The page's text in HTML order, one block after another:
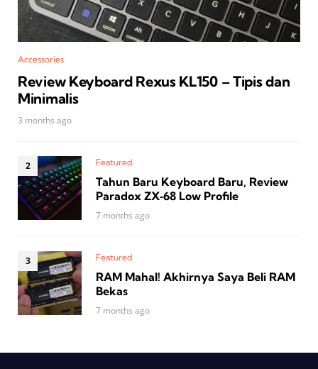
Accessories
Review Keyboard Rexus KL150 – Tipis dan
Minimalis
3 months ago
Featured
Tahun Baru Keyboard Baru, Review
Paradox ZX‑68 Low Profile
7 months ago
Featured
RAM Mahal! Akhirnya Saya Beli RAM
Bekas
7 months ago